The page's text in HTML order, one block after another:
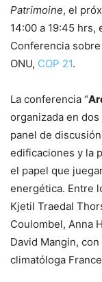
Patrimoine, el
14:00 a 19:45 hrs,
Conferencia
ONU, COP 21.
La conferencia “
organizada en
panel de
edificaciones y la
el papel que
energética. Entre
Kjetil Traedal
Coulombel, Anna
David Mangin,
climatóloga